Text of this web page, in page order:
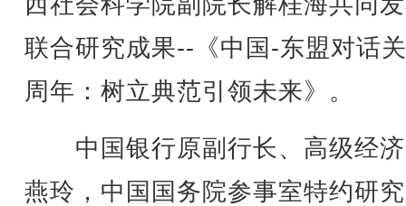
联合研究成果--《中国-东盟对话
周年：树立典范引领未来》。
中国银行原副行长、高级经
燕玲，中国国务院参事室特约研